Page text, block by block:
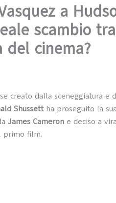
a
scambio
del cinema?
creato dalla sceneggiatura e
Shussett ha proseguito la
James Cameron e deciso a
primo film.